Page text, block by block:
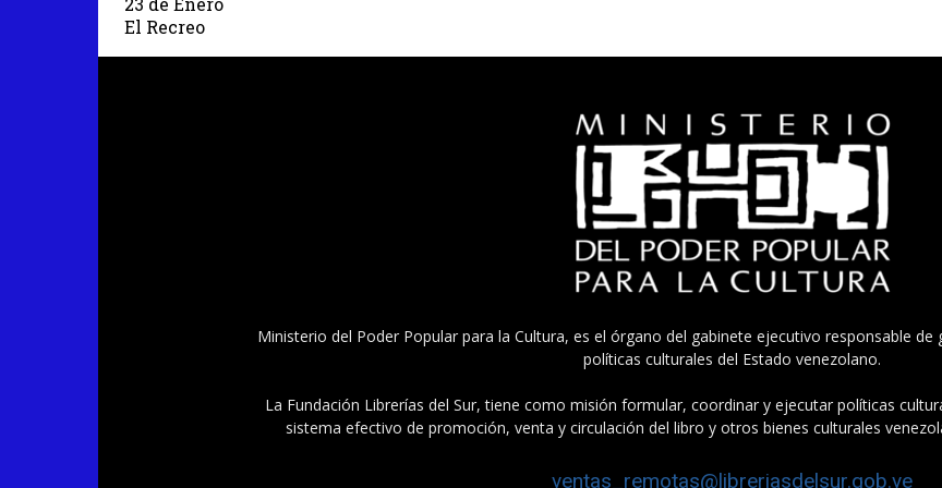
El Recreo
Ministerio del Poder Popular para la Cultura, es el órgano del gabinete ejecutivo responsable
políticas culturales del Estado venezolano.
La Fundación Librerías del Sur, tiene como misión formular, coordinar y ejecutar políticas
sistema efectivo de promoción, venta y circulación del libro y otros bienes culturales
ventas_remotas@libreriasdelsur.gob.ve